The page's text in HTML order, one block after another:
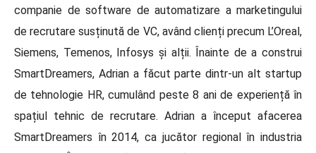
companie de software de automatizare a marketingului
de recrutare susținută de VC, având clienți precum L’Oreal,
Siemens, Temenos, Infosys și alții. Înainte de a construi
SmartDreamers, Adrian a făcut parte dintr-un alt startup
de tehnologie HR, cumulând peste 8 ani de experiență în
spațiul tehnic de recrutare. Adrian a început afacerea
SmartDreamers în 2014, ca jucător regional în industria